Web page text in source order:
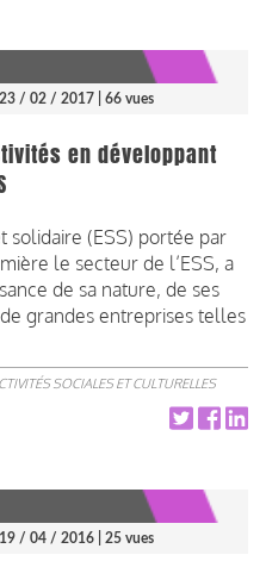
23 / 02 / 2017 | 66 vues
en développant
solidaire (ESS) portée par
le secteur de l’ESS, a
de sa nature, de ses
grandes entreprises telles
SOCIALES ET CULTURELLES
19 / 04 / 2016 | 25 vues